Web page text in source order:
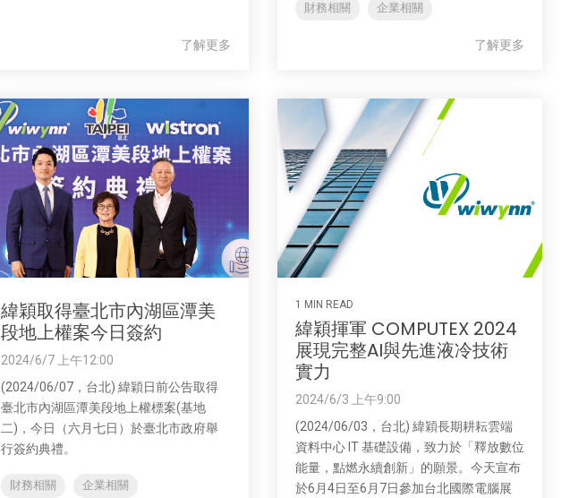
了解更多
財務相關 企業相關
了解更多
緯穎取得臺北市內湖區潭美
段地上權案今日簽約
2024/6/7 上午12:00
(2024/06/07，台北) 緯穎日前公告取得
臺北市內湖區潭美段地上權標案(基地
二)，今日（六月七日）於臺北市政府舉
行簽約典禮。
財務相關 企業相關
1 MIN READ
緯穎揮軍 COMPUTEX 2024
展現完整AI與先進液冷技術
實力
2024/6/3 上午9:00
(2024/06/03，台北) 緯穎長期耕耘雲端
資料中心 IT 基礎設備，致力於「釋放數位
能量，點燃永續創新」的願景。今天宣布
於6月4日至6月7日參加台北國際電腦展